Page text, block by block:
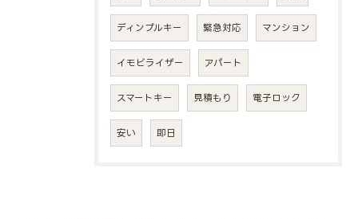
ディンプルキー 緊急対応 マンション
イモビライザー アパート
スマートキー 見積もり 電子ロック
安い 即日